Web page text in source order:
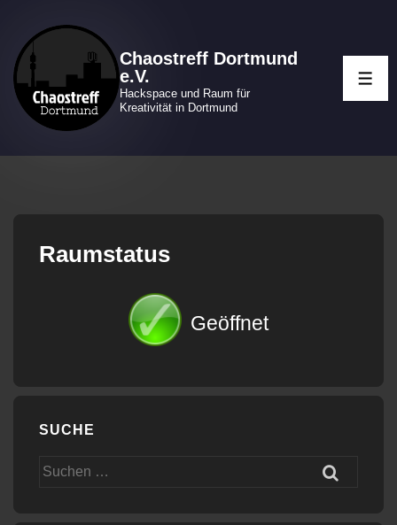
Inhalt
Chaostreff Dortmund
e.V.
Hackspace und Raum für
Kreativität in Dortmund
Raumstatus
Geöffnet
SUCHE
Suchen